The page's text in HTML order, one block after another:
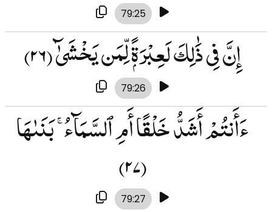
79:25
إِنَّ فِى ذَٰلِكَ لَعِبْرَةًۭ لِّمَن يَخْشَىٰٓ(۲۶)
79:26
ءَأَنتُمْ أَشَدُّ خَلْقًا أَمِ ٱلسَّمَآءُ ۚ بَنَىٰهَا
(۲۷)
79:27